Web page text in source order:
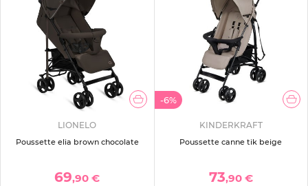
LIONELO
Poussette elia brown chocolate
69,90 €
-6%
KINDERKRAFT
Poussette canne tik beige
73,90 €